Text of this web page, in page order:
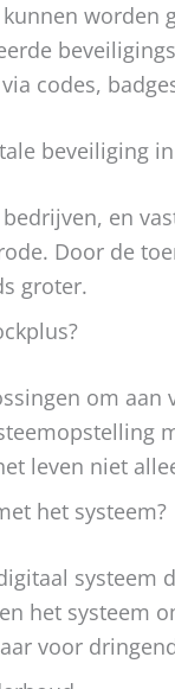
worden
codes,
beveiliging
en
Door de
groter.
om
leven niet
het systeem?
systeem
het systeem
voor